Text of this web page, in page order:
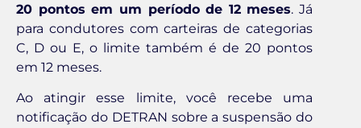
20 pontos em um período de 12 meses. Já
para condutores com carteiras de categorias
C, D ou E, o limite também é de 20 pontos
em 12 meses.
Ao atingir esse limite, você recebe uma
notificação do DETRAN sobre a suspensão do